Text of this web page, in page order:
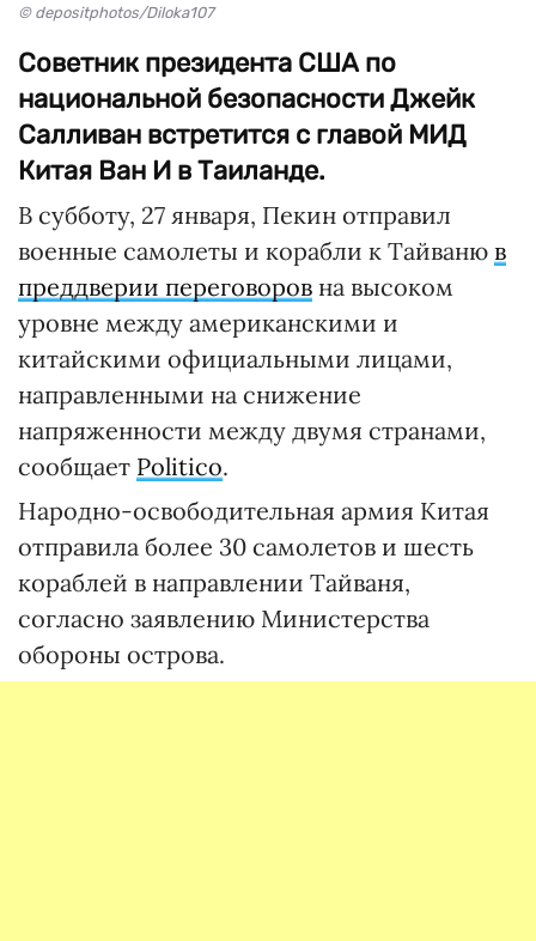
© depositphotos/Diloka107
Советник президента США по
национальной безопасности Джейк
Салливан встретится с главой МИД
Китая Ван И в Таиланде.
В субботу, 27 января, Пекин отправил
военные самолеты и корабли к Тайваню в
преддверии переговоров на высоком
уровне между американскими и
китайскими официальными лицами,
направленными на снижение
напряженности между двумя странами,
сообщает Politico.
Народно-освободительная армия Китая
отправила более 30 самолетов и шесть
кораблей в направлении Тайваня,
согласно заявлению Министерства
обороны острова.